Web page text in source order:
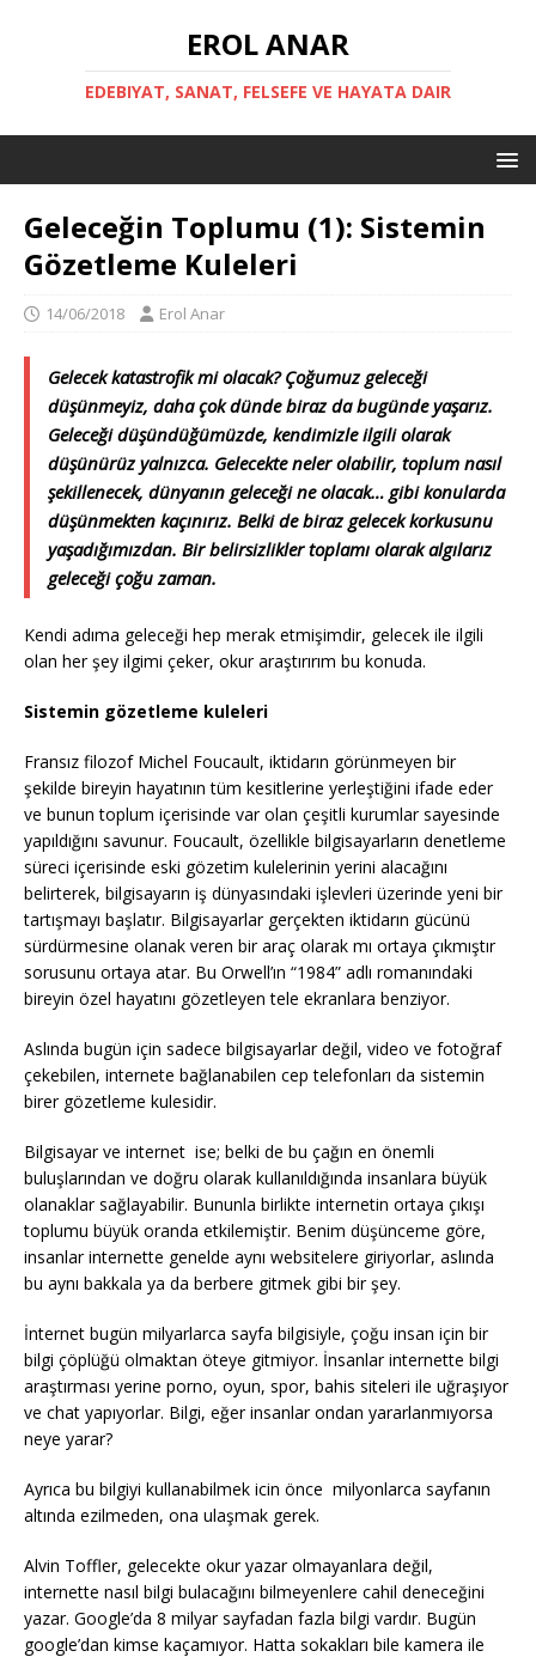
EROL ANAR
EDEBIYAT, SANAT, FELSEFE VE HAYATA DAIR
Geleceğin Toplumu (1): Sistemin
Gözetleme Kuleleri
14/06/2018 Erol Anar
Gelecek katastrofik mi olacak? Çoğumuz geleceği
düşünmeyiz, daha çok dünde biraz da bugünde yaşarız.
Geleceği düşündüğümüzde, kendimizle ilgili olarak
düşünürüz yalnızca. Gelecekte neler olabilir, toplum nasıl
şekillenecek, dünyanın geleceği ne olacak… gibi konularda
düşünmekten kaçınırız. Belki de biraz gelecek korkusunu
yaşadığımızdan. Bir belirsizlikler toplamı olarak algılarız
geleceği çoğu zaman.
Kendi adıma geleceği hep merak etmişimdir, gelecek ile ilgili
olan her şey ilgimi çeker, okur araştırırım bu konuda.
Sistemin gözetleme kuleleri
Fransız filozof Michel Foucault, iktidarın görünmeyen bir
şekilde bireyin hayatının tüm kesitlerine yerleştiğini ifade eder
ve bunun toplum içerisinde var olan çeşitli kurumlar sayesinde
yapıldığını savunur. Foucault, özellikle bilgisayarların denetleme
süreci içerisinde eski gözetim kulelerinin yerini alacağını
belirterek, bilgisayarın iş dünyasındaki işlevleri üzerinde yeni bir
tartışmayı başlatır. Bilgisayarlar gerçekten iktidarın gücünü
sürdürmesine olanak veren bir araç olarak mı ortaya çıkmıştır
sorusunu ortaya atar. Bu Orwell’ın “1984” adlı romanındaki
bireyin özel hayatını gözetleyen tele ekranlara benziyor.
Aslında bugün için sadece bilgisayarlar değil, video ve fotoğraf
çekebilen, internete bağlanabilen cep telefonları da sistemin
birer gözetleme kulesidir.
Bilgisayar ve internet ise; belki de bu çağın en önemli
buluşlarından ve doğru olarak kullanıldığında insanlara büyük
olanaklar sağlayabilir. Bununla birlikte internetin ortaya çıkışı
toplumu büyük oranda etkilemiştir. Benim düşünceme göre,
insanlar internette genelde aynı websitelere giriyorlar, aslında
bu aynı bakkala ya da berbere gitmek gibi bir şey.
İnternet bugün milyarlarca sayfa bilgisiyle, çoğu insan için bir
bilgi çöplüğü olmaktan öteye gitmiyor. İnsanlar internette bilgi
araştırması yerine porno, oyun, spor, bahis siteleri ile uğraşıyor
ve chat yapıyorlar. Bilgi, eğer insanlar ondan yararlanmıyorsa
neye yarar?
Ayrıca bu bilgiyi kullanabilmek icin önce milyonlarca sayfanın
altında ezilmeden, ona ulaşmak gerek.
Alvin Toffler, gelecekte okur yazar olmayanlara değil,
internette nasıl bilgi bulacağını bilmeyenlere cahil deneceğini
yazar. Google’da 8 milyar sayfadan fazla bilgi vardır. Bugün
google’dan kimse kaçamıyor. Hatta sokakları bile kamera ile